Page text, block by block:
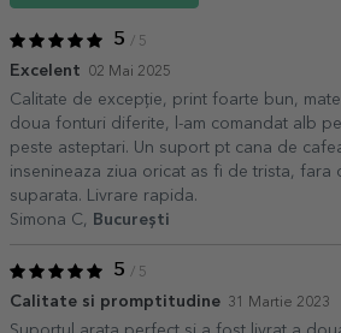
5 / 5
Excelent 02 Mai 2025
Calitate de excepție, print foarte bun,
doua fonturi diferite, l-am comandat alb
peste asteptari. Un suport pt cana de
insenineaza ziua oricat as fi de trista, fara
suparata. Livrare rapida.
Simona C,
București
5 / 5
Calitate si promptitudine 31 Martie 2023